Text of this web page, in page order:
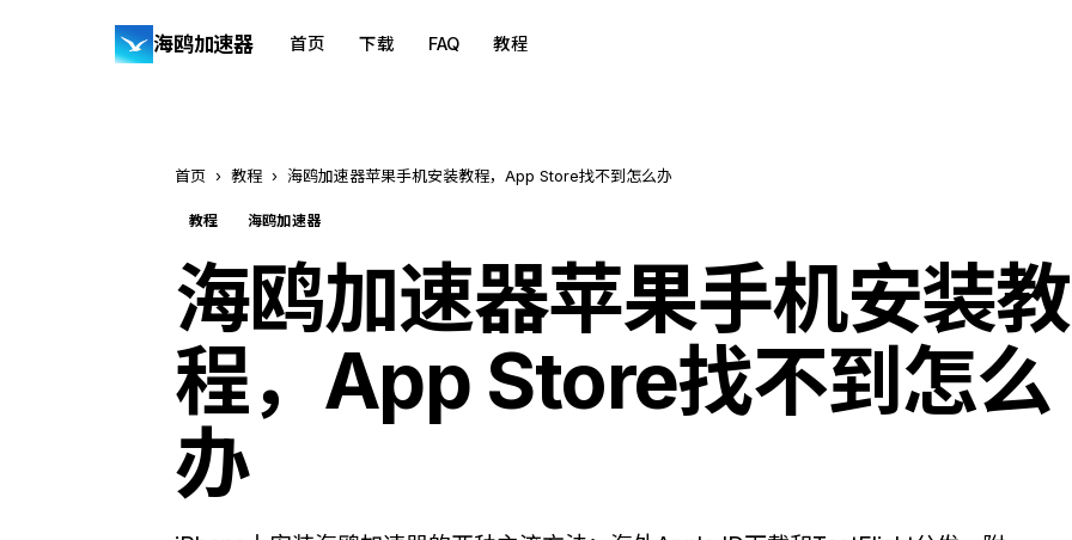
海鸥加速器 首页 下载 FAQ 教程
首页 › 教程 › 海鸥加速器苹果手机安装教程，App Store找不到怎么办
教程 海鸥加速器
海鸥加速器苹果手机安装教
程，App Store找不到怎么
办